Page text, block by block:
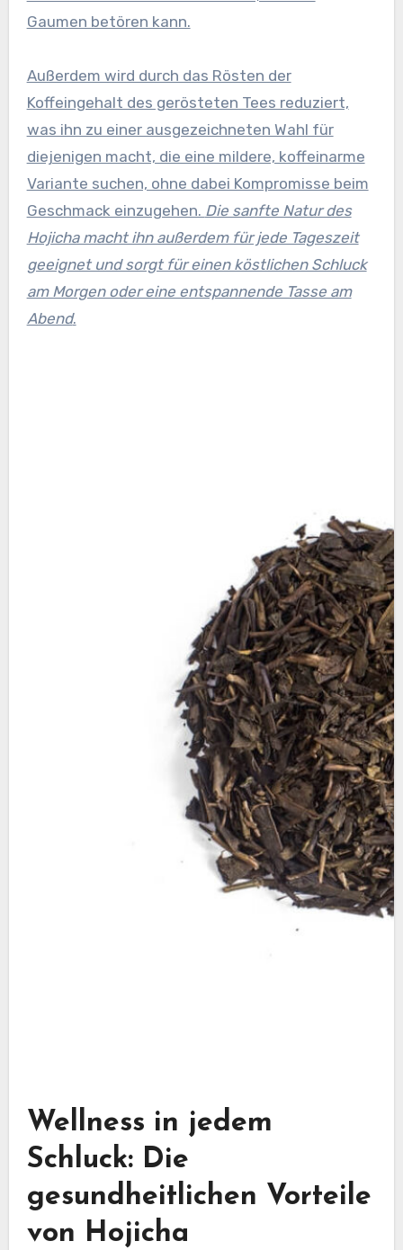
Gaumen betören kann.
Außerdem wird durch das Rösten der
Koffeingehalt des gerösteten Tees reduziert,
was ihn zu einer ausgezeichneten Wahl für
diejenigen macht, die eine mildere, koffeinarme
Variante suchen, ohne dabei Kompromisse beim
Geschmack einzugehen. Die sanfte Natur des
Hojicha macht ihn außerdem für jede Tageszeit
geeignet und sorgt für einen köstlichen Schluck
am Morgen oder eine entspannende Tasse am
Abend.
Wellness in jedem
Schluck: Die
gesundheitlichen Vorteile
von Hojicha